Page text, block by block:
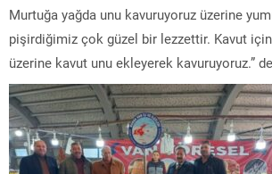
Murtuğa yağda unu kavuruyoruz üzerine
pişirdiğimiz çok güzel bir lezzettir. Kavut
üzerine kavut unu ekleyerek kavuruyoruz.”